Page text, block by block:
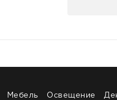
Ещё
Мебель Освещение